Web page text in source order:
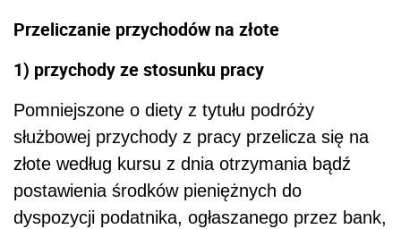
Przeliczanie przychodów na złote
1) przychody ze stosunku pracy
Pomniejszone o diety z tytułu podróży
służbowej przychody z pracy przelicza się na
złote według kursu z dnia otrzymania bądź
postawienia środków pieniężnych do
dyspozycji podatnika, ogłaszanego przez bank,